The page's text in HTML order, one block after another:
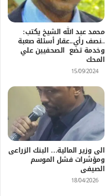
محمد عبد الله الشيخ يكتب:
..نصف رأي..عقار أسئلة صعبة
وخدمة تضع الصحفيين علي
المحك
15/09/2024
الى وزير المالية… البنك الزراعى
ومؤشرات فشل الموسم
الصيفى
18/04/2026